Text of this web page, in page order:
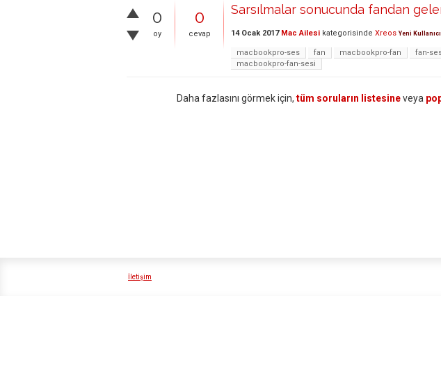
0
oy
0
cevap
Sarsılmalar sonucunda fandan
14 Ocak 2017 Mac Ailesi kategorisinde Xreos Yeni Kullanıcı
macbookpro-ses fan macbookpro-fan fan-
macbookpro-fan-sesi
Daha fazlasını görmek için, tüm soruların listesineveya
İletişim